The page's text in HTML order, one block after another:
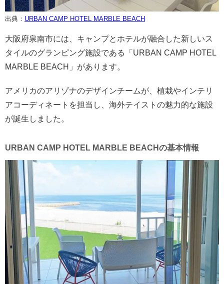
出典： URBAN CAMP HOTEL MARBLE BEACH
大阪府泉南市には、キャンプとホテルが融合した新しいス
タイルのグランピング施設である「URBAN CAMP HOTEL
MARBLE BEACH」があります。
アメリカのアリゾナのデザインチームが、植栽やインテリ
アコーディネートを担当し、海外テイストの魅力的な施設
が誕生しました。
URBAN CAMP HOTEL MARBLE BEACHの基本情報